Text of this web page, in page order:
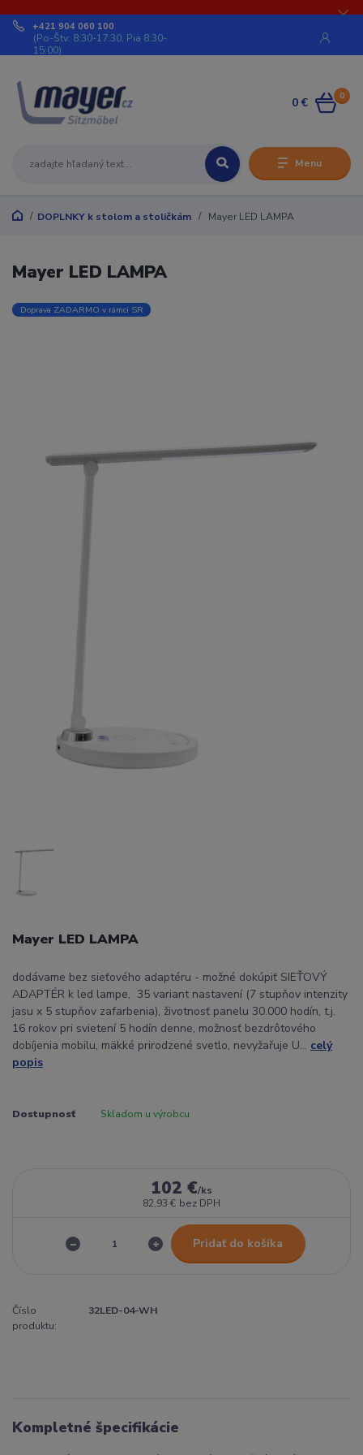
Menu
+421 904 060 100
(Po-Štv: 8:30-17:30, Pia 8:30-
15:00)
0
0 €
DOPLNKY k stolom a stoličkám Mayer LED LAMPA
Mayer LED LAMPA
Doprava ZADARMO v rámci SR
Mayer LED LAMPA
dodávame bez sieťového adaptéru - možné dokúpiť SIEŤOVÝ
ADAPTÉR k led lampe, 35 variant nastavení (7 stupňov intenzity
jasu x 5 stupňov zafarbenia), životnosť panelu 30.000 hodín, t.j.
16 rokov pri svietení 5 hodín denne, možnosť bezdrôtového
dobíjenia mobilu, mäkké prirodzené svetlo, nevyžařuje U... celý
popis
Dostupnosť Skladom u výrobcu
102 €/ks
82,93 € bez DPH
Pridať do košíka
Číslo
produktu:
32LED-04-WH
Kompletné špecifikácie